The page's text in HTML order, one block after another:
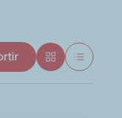
Grid Daftar